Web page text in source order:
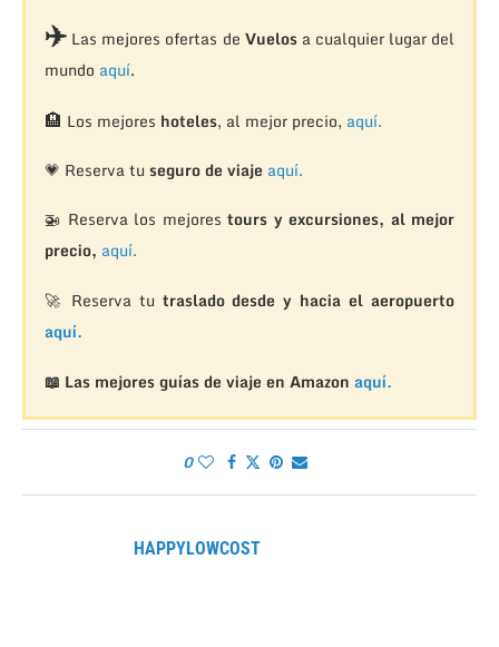
✈️Las mejores ofertas de Vuelosa cualquier lugar del
mundo aquí.
🏨 Los mejores hoteles, al mejor precio, aquí.
💗 Reserva tu seguro de viaje aquí.
🚁 Reserva los mejorestours y excursiones, al mejor
precio, aquí.
🚀 Reserva tu traslado desde y hacia el aeropuerto
aquí.
📖 Las mejores guías de viaje en Amazon aquí.
0
HAPPYLOWCOST